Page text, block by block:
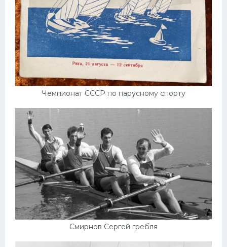
Чемпионат СССР по парусному спорту
Смирнов Сергей гребля